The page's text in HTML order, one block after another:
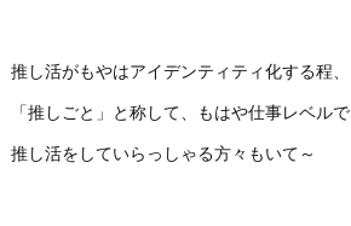
推し活がもやはアイデンティティ化する程、
「推しごと」と称して、もはや仕事レベルで
推し活をしていらっしゃる方々もいて～